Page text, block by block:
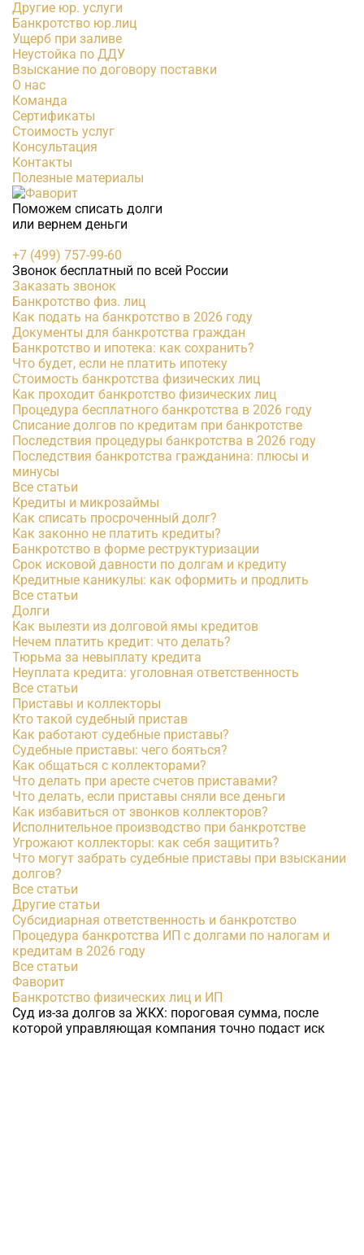
Другие юр. услуги
Банкротство юр.лиц
Ущерб при заливе
Неустойка по ДДУ
Взыскание по договору поставки
О нас
Команда
Сертификаты
Стоимость услуг
Консультация
Контакты
Полезные материалы
Поможем списать долги
или вернем деньги
+7 (499) 757-99-60
Звонок бесплатный по всей России
Заказать звонок
Банкротство физ. лиц
Как подать на банкротство в 2026 году
Документы для банкротства граждан
Банкротство и ипотека: как сохранить?
Что будет, если не платить ипотеку
Стоимость банкротства физических лиц
Как проходит банкротство физических лиц
Процедура бесплатного банкротства в 2026 году
Списание долгов по кредитам при банкротстве
Последствия процедуры банкротства в 2026 году
Последствия банкротства гражданина: плюсы и
минусы
Все статьи
Кредиты и микрозаймы
Как списать просроченный долг?
Как законно не платить кредиты?
Банкротство в форме реструктуризации
Срок исковой давности по долгам и кредиту
Кредитные каникулы: как оформить и продлить
Все статьи
Долги
Как вылезти из долговой ямы кредитов
Нечем платить кредит: что делать?
Тюрьма за невыплату кредита
Неуплата кредита: уголовная ответственность
Все статьи
Приставы и коллекторы
Кто такой судебный пристав
Как работают судебные приставы?
Судебные приставы: чего бояться?
Как общаться с коллекторами?
Что делать при аресте счетов приставами?
Что делать, если приставы сняли все деньги
Как избавиться от звонков коллекторов?
Исполнительное производство при банкротстве
Угрожают коллекторы: как себя защитить?
Что могут забрать судебные приставы при взыскании
долгов?
Все статьи
Другие статьи
Субсидиарная ответственность и банкротство
Процедура банкротства ИП с долгами по налогам и
кредитам в 2026 году
Все статьи
Фаворит
Банкротство физических лиц и ИП
Суд из-за долгов за ЖКХ: пороговая сумма, после
которой управляющая компания точно подаст иск